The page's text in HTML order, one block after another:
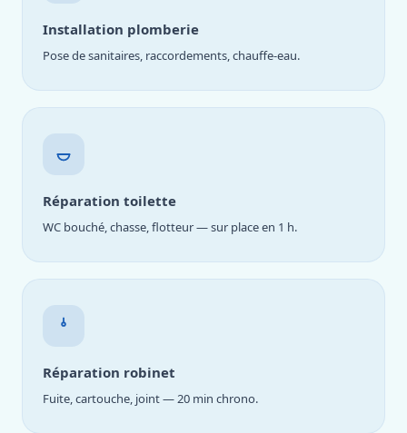
Installation plomberie
Pose de sanitaires, raccordements, chauffe-eau.
Réparation toilette
WC bouché, chasse, flotteur — sur place en 1 h.
Réparation robinet
Fuite, cartouche, joint — 20 min chrono.